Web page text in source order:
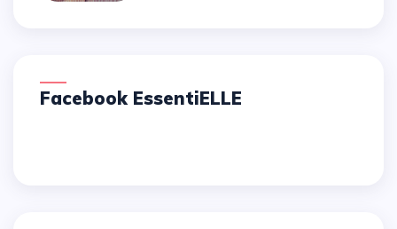
Facebook EssentiELLE